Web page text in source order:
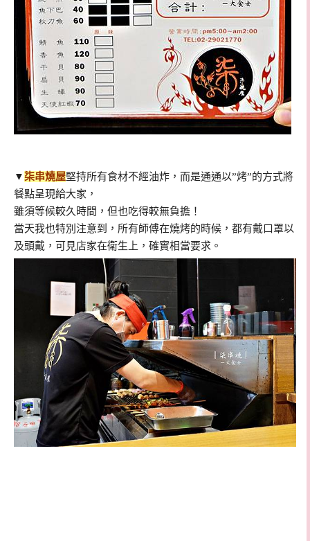
▼柒串燒屋堅持所有食材不經油炸，而是通通以”烤”的方式將
餐點呈現給大家，
雖須等候較久時間，但也吃得較無負擔！
當天我也特別注意到，所有師傅在燒烤的時候，都有戴口罩以
及頭戴，可見店家在衛生上，確實相當要求。